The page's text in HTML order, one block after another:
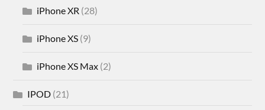
iPhone XR (28)
iPhone XS (9)
iPhone XS Max (2)
IPOD (21)